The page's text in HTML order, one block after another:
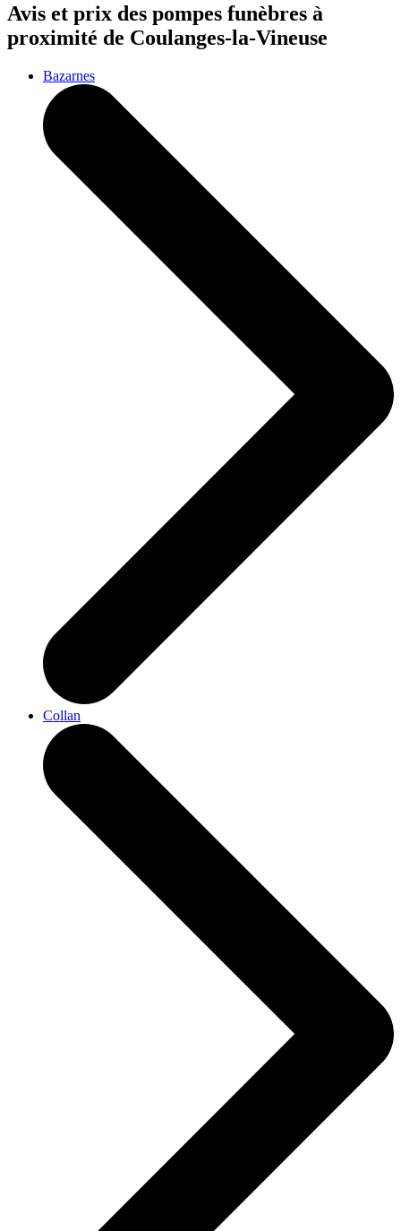
Avis et prix des pompes funèbres à
proximité de Coulanges-la-Vineuse
Bazarnes
Collan